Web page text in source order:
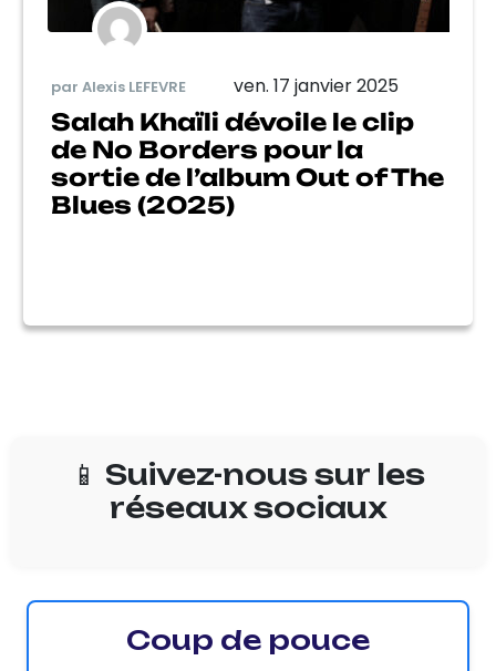
par Alexis LEFEVRE ven. 17 janvier 2025
Salah Khaïli dévoile le clip
de No Borders pour la
sortie de l’album Out of The
Blues (2025)
📱 Suivez-nous sur les
réseaux sociaux
Coup de pouce